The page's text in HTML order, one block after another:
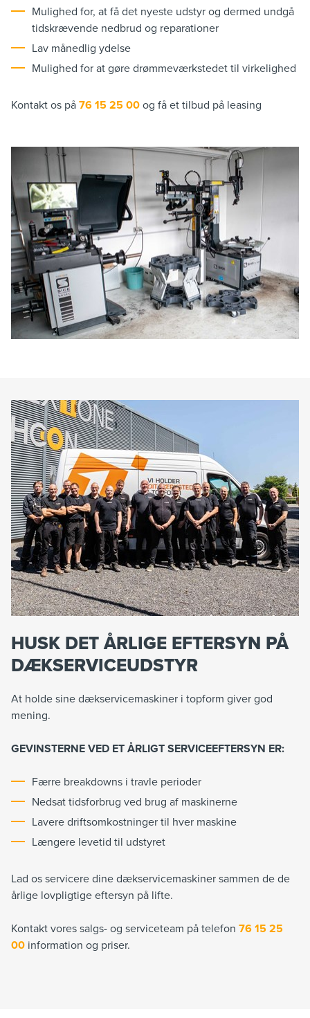
Mulighed for, at få det nyeste udstyr og dermed undgå
tidskrævende nedbrud og reparationer
Lav månedlig ydelse
Mulighed for at gøre drømmeværkstedet til virkelighed
Kontakt os på 76 15 25 00 og få et tilbud på leasing
HUSK DET ÅRLIGE EFTERSYN PÅ
DÆKSERVICEUDSTYR
At holde sine dækservicemaskiner i topform giver god
mening.
GEVINSTERNE VED ET ÅRLIGT SERVICEEFTERSYN ER:
Færre breakdowns i travle perioder
Nedsat tidsforbrug ved brug af maskinerne
Lavere driftsomkostninger til hver maskine
Længere levetid til udstyret
Lad os servicere dine dækservicemaskiner sammen de de
årlige lovpligtige eftersyn på lifte.
Kontakt vores salgs- og serviceteam på telefon 76 15 25
00 information og priser.